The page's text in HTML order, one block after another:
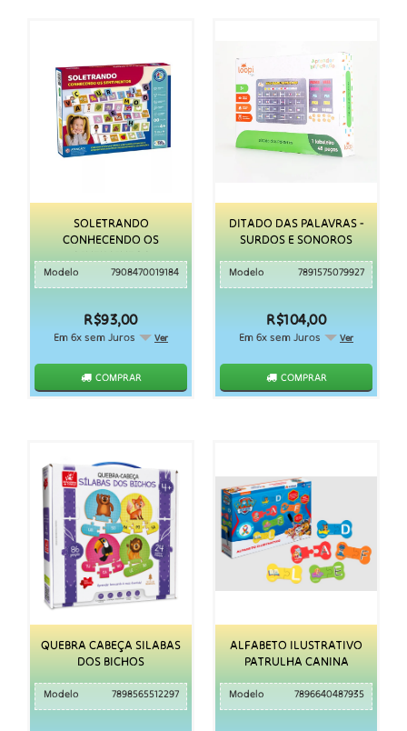
SOLETRANDO
CONHECENDO OS
Modelo 7908470019184
R$93,00
Em 6x sem Juros Ver
COMPRAR
DITADO DAS PALAVRAS -
SURDOS E SONOROS
Modelo 7891575079927
R$104,00
Em 6x sem Juros Ver
COMPRAR
QUEBRA CABEÇA SILABAS
DOS BICHOS
Modelo 7898565512297
ALFABETO ILUSTRATIVO
PATRULHA CANINA
Modelo 7896640487935